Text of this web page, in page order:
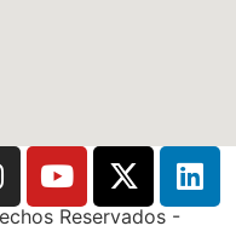
Reservados -